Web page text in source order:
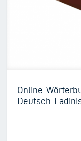
Online-
Deutsch-